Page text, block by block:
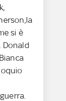
si è
Donald